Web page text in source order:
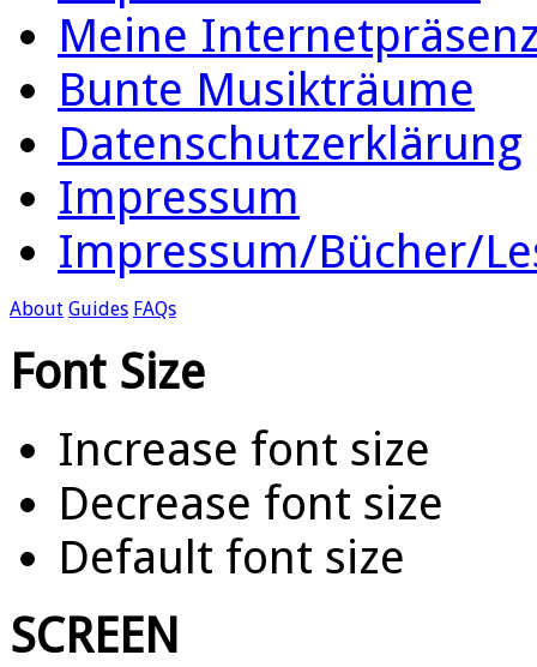
Meine
Bunte Musikträume
Datenschutzerklärung
Impressum
Impressum/Bücher/
About Guides FAQs
Font Size
Increase font size
Decrease font size
Default font size
SCREEN